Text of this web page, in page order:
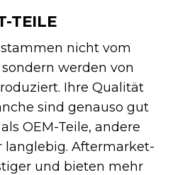
TEILE
nicht vom
werden von
Ihre Qualität
sind genauso gut
OEM-Teile, andere
langlebig. Aftermarket-
und bieten mehr